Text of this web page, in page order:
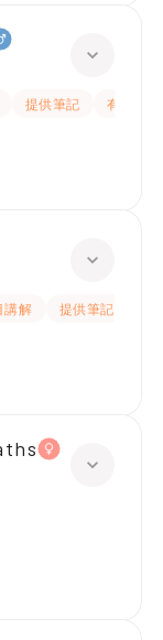
提供筆記
有耐性
講解 提供筆記